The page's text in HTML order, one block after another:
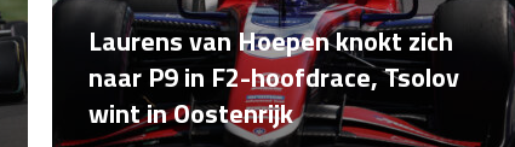
Laurens van Hoepen knokt zich
naar P9 in F2-hoofdrace, Tsolov
wint in Oostenrijk